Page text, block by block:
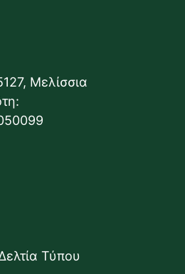
Μελίσσια
Τύπου